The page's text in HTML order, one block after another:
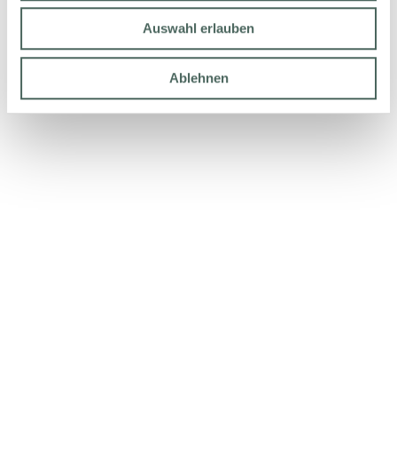
Auswahl erlauben
Ablehnen